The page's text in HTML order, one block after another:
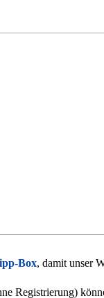
Box, damit unser
Registrierung)